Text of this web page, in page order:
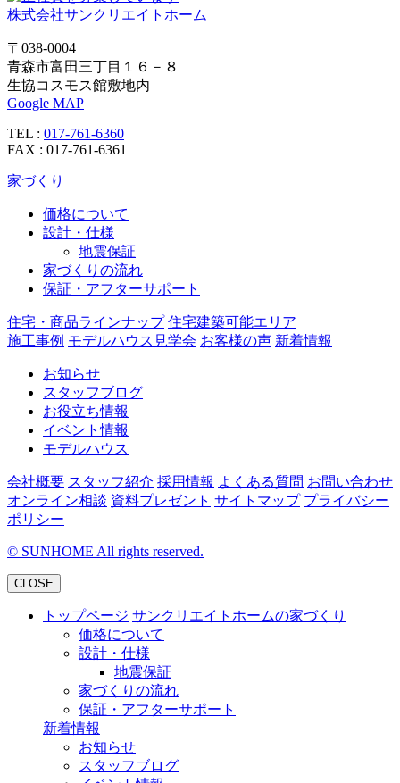
株式会社サンクリエイトホーム
〒038-0004
青森市富田三丁目１６－８
生協コスモス館敷地内
Google MAP
TEL : 017-761-6360
FAX : 017-761-6361
家づくり
価格について
設計・仕様
地震保証
家づくりの流れ
保証・アフターサポート
住宅・商品ラインナップ 住宅建築可能エリア
施工事例 モデルハウス見学会 お客様の声 新着情報
お知らせ
スタッフブログ
お役立ち情報
イベント情報
モデルハウス
会社概要 スタッフ紹介 採用情報 よくある質問 お問い合わせ
オンライン相談 資料プレゼント サイトマップ プライバシー
ポリシー
© SUNHOME All rights reserved.
CLOSE
トップページ サンクリエイトホームの家づくり
価格について
設計・仕様
地震保証
家づくりの流れ
保証・アフターサポート
新着情報
お知らせ
スタッフブログ